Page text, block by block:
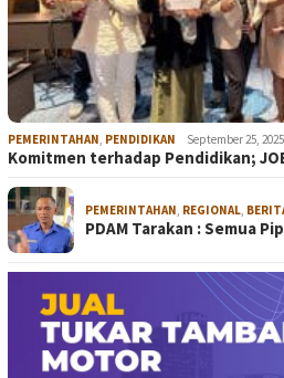
PEMERINTAHAN PENDIDIKAN September 25, 2025
Komitmen terhadap Pendidikan;
PEMERINTAHAN REGIONAL
PDAM Tarakan : Semua